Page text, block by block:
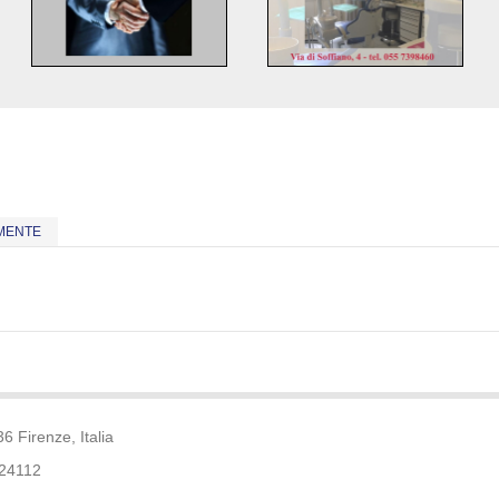
Firenze, Italia